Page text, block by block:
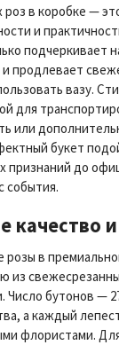
роз в коробке —
и
подчеркивает
продлевает
вазу.
для
или
букет
признаний до
события.
качество
в
из
Число бутонов —
а каждый
флористами.